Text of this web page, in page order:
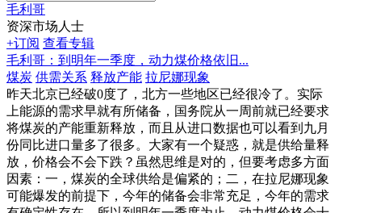
毛利哥
资深市场人士
+订阅 查看专辑
毛利哥：到明年一季度，动力煤价格依旧...
煤炭 供需关系 释放产能 拉尼娜现象
昨天北京已经破0度了，北方一些地区已经很冷了。实际
上能源的需求早就有所储备，国务院从一周前就已经要求
将煤炭的产能重新释放，而且从进口数据也可以看到九月
份同比进口量多了很多。大家有一个疑惑，就是供给量释
放，价格会不会下跌？虽然思维是对的，但要考虑多方面
因素：一，煤炭的全球供给是偏紧的；二，在拉尼娜现象
可能爆发的前提下，今年的储备会非常充足，今年的需求